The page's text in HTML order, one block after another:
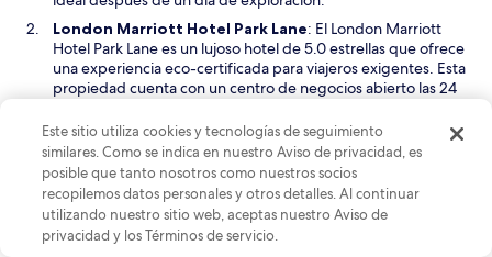
n
a
n
u
e
a
v
e
n
t
a
London Marriott Hotel Park LaneS
e
a
b
i
r
á
e
n
u
: El London Marriott
Hotel Park Lane es un lujoso hotel de 5.0 estrellas que ofrece
una experiencia eco-certificada para viajeros exigentes. Esta
propiedad cuenta con un centro de negocios abierto las 24
necesidad sea satisfecha sin problemas. Los huéspedes
pueden disfrutar de servicios de alta gama, incluyendo un
bar en la azotea con impresionantes vistas y exquisitas
opciones gastronómicas. La notable arquitectura y el
compromiso con la sostenibilidad hacen de este hotel una
opción destacada, con viajeros que resaltan sus lujosos
entornos y experiencias curadas como atracciones clave.
Este sitio utiliza cookies y tecnologías de seguimiento
similares. Como se indica en nuestro Aviso de privacidad, es
posible que tanto nosotros como nuestros socios
recopilemos datos personales y otros detalles. Al continuar
utilizando nuestro sitio web, aceptas nuestro Aviso de
privacidad y los Términos de servicio.